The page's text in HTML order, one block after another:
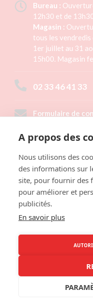
Bureau :
12h30 et de
Magasin :
tous les
1er juillet au 31
15h00. Magasin
02 33 46 41 33
Formulaire de
LAITERIE TH.
50430 LESSAY
Site
A propos des
Nous utilisons des
des informations sur
site, pour fournir des
pour améliorer et
publicités.
En savoir plus